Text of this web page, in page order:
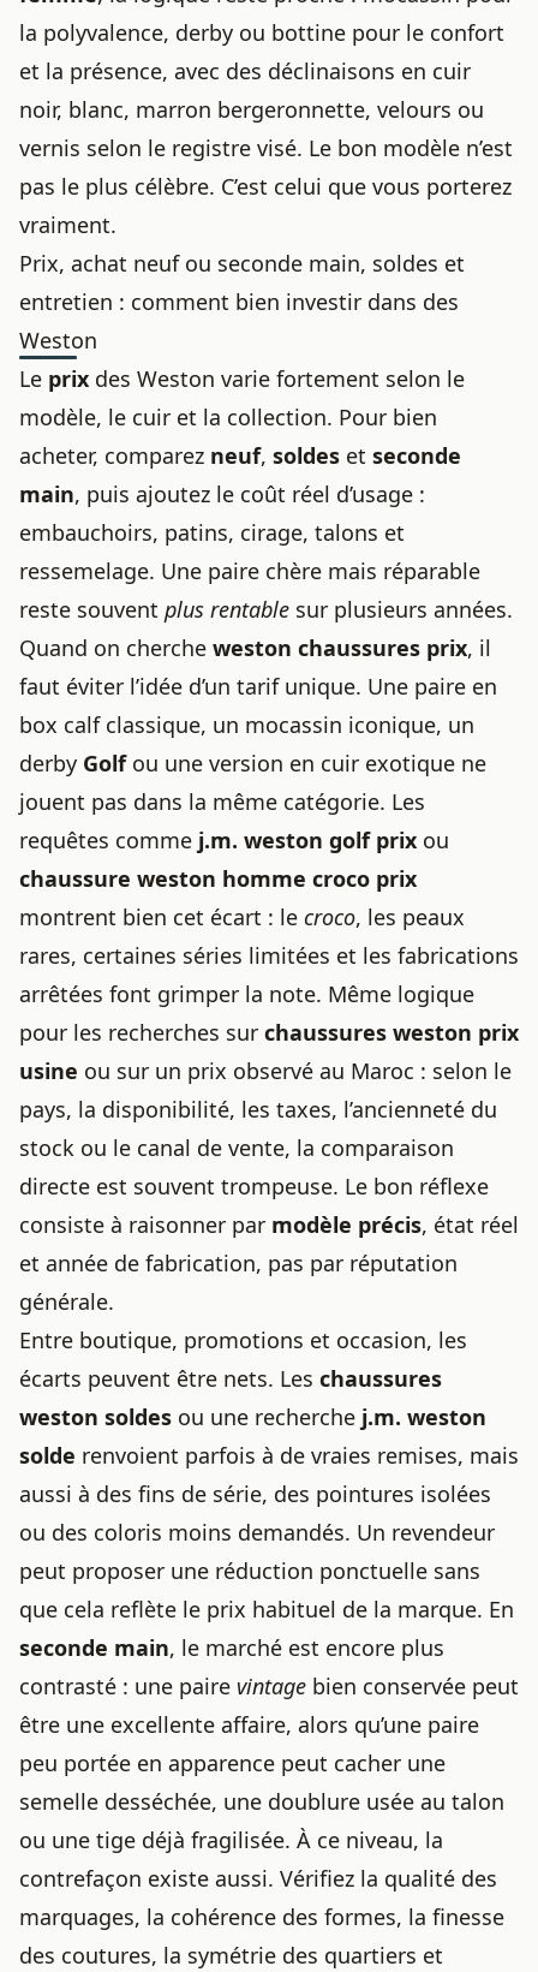
la polyvalence, derby ou bottine pour le confort
et la présence, avec des déclinaisons en cuir
noir, blanc, marron bergeronnette, velours ou
vernis selon le registre visé. Le bon modèle n’est
pas le plus célèbre. C’est celui que vous porterez
vraiment.
Prix, achat neuf ou seconde main, soldes et
entretien : comment bien investir dans des
Weston
Le prix des Weston varie fortement selon le
modèle, le cuir et la collection. Pour bien
acheter, comparez neuf, soldes et seconde
main, puis ajoutez le coût réel d’usage :
embauchoirs, patins, cirage, talons et
ressemelage. Une paire chère mais réparable
reste souvent plus rentable sur plusieurs années.
Quand on cherche weston chaussures prix, il
faut éviter l’idée d’un tarif unique. Une paire en
box calf classique, un mocassin iconique, un
derby Golfou une version en cuir exotique ne
jouent pas dans la même catégorie. Les
requêtes comme j.m. weston golf prix ou
chaussure weston homme croco prix
montrent bien cet écart : le croco, les peaux
rares, certaines séries limitées et les fabrications
arrêtées font grimper la note. Même logique
pour les recherches sur chaussures weston prix
usine ou sur un prix observé au Maroc : selon le
pays, la disponibilité, les taxes, l’ancienneté du
stock ou le canal de vente, la comparaison
directe est souvent trompeuse. Le bon réflexe
consiste à raisonner par modèle précis, état réel
et année de fabrication, pas par réputation
générale.
Entre boutique, promotions et occasion, les
écarts peuvent être nets. Les chaussures
weston soldes ou une recherche j.m. weston
solde renvoient parfois à de vraies remises, mais
aussi à des fins de série, des pointures isolées
ou des coloris moins demandés. Un revendeur
peut proposer une réduction ponctuelle sans
que cela reflète le prix habituel de la marque. En
seconde main, le marché est encore plus
contrasté : une paire vintage bien conservée peut
être une excellente affaire, alors qu’une paire
peu portée en apparence peut cacher une
semelle desséchée, une doublure usée au talon
ou une tige déjà fragilisée. À ce niveau, la
contrefaçon existe aussi. Vérifiez la qualité des
marquages, la cohérence des formes, la finesse
des coutures, la symétrie des quartiers et